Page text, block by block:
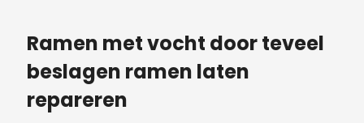
Ramen met vocht door teveel
beslagen ramen laten
repareren